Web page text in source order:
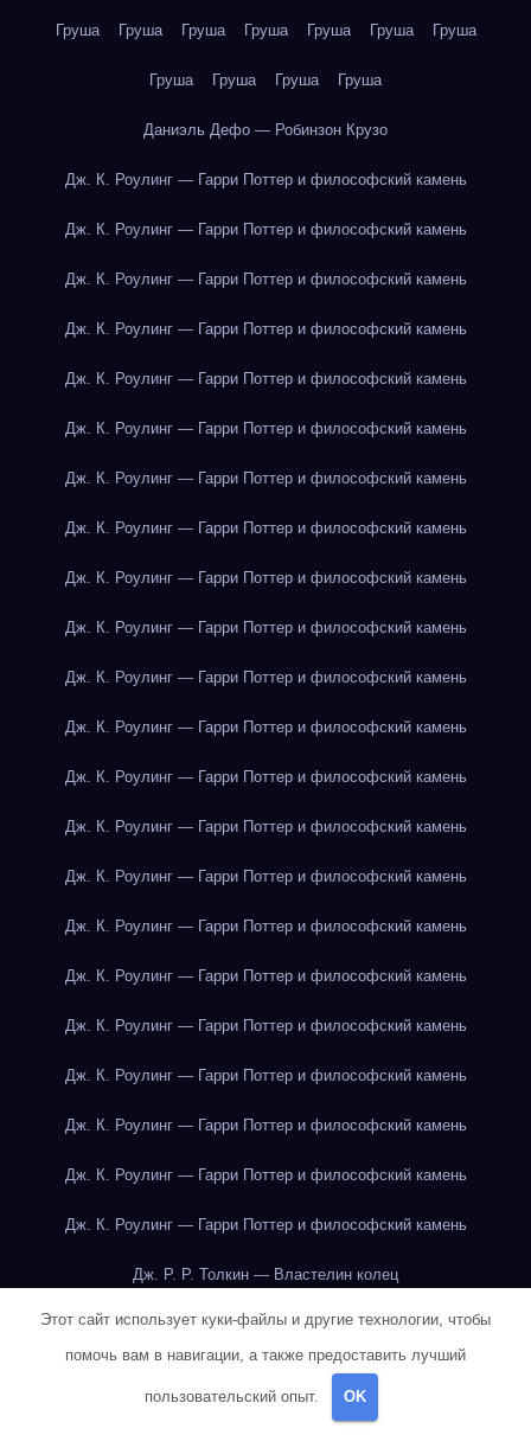
Груша Груша Груша Груша Груша Груша Груша
Груша Груша Груша Груша
Даниэль Дефо — Робинзон Крузо
Дж. К. Роулинг — Гарри Поттер и философский камень
Дж. К. Роулинг — Гарри Поттер и философский камень
Дж. К. Роулинг — Гарри Поттер и философский камень
Дж. К. Роулинг — Гарри Поттер и философский камень
Дж. К. Роулинг — Гарри Поттер и философский камень
Дж. К. Роулинг — Гарри Поттер и философский камень
Дж. К. Роулинг — Гарри Поттер и философский камень
Дж. К. Роулинг — Гарри Поттер и философский камень
Дж. К. Роулинг — Гарри Поттер и философский камень
Дж. К. Роулинг — Гарри Поттер и философский камень
Дж. К. Роулинг — Гарри Поттер и философский камень
Дж. К. Роулинг — Гарри Поттер и философский камень
Дж. К. Роулинг — Гарри Поттер и философский камень
Дж. К. Роулинг — Гарри Поттер и философский камень
Дж. К. Роулинг — Гарри Поттер и философский камень
Дж. К. Роулинг — Гарри Поттер и философский камень
Дж. К. Роулинг — Гарри Поттер и философский камень
Дж. К. Роулинг — Гарри Поттер и философский камень
Дж. К. Роулинг — Гарри Поттер и философский камень
Дж. К. Роулинг — Гарри Поттер и философский камень
Дж. К. Роулинг — Гарри Поттер и философский камень
Дж. К. Роулинг — Гарри Поттер и философский камень
Дж. Р. Р. Толкин — Властелин колец
Дж. Р. Р. Толкин — Властелин колец
Дж. Р. Р. Толкин — Властелин колец
Дж. Р. Р. Толкин — Властелин колец
Этот сайт использует куки-файлы и другие технологии, чтобы
помочь вам в навигации, а также предоставить лучший
пользовательский опыт. OK